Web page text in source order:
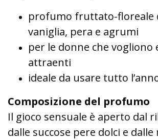
profumo fruttato-floreale
vaniglia, pera e agrumi
per le donne che vogliono
attraenti
ideale da usare tutto
Composizione del profumo
Il gioco sensuale è aperto dal
dalle succose pere dolci e dalle